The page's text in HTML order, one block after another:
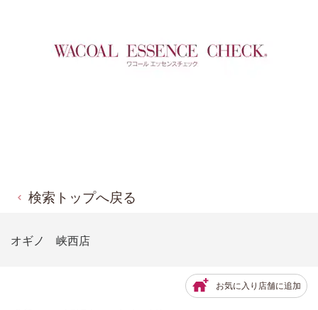
検索トップへ戻る
オギノ 峡西店
お気に入り店舗に追加